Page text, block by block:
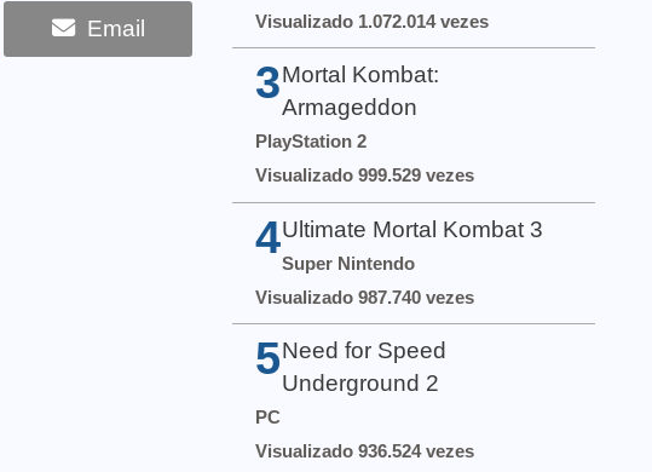
Email
Visualizado 1.072.014 vezes
3 Mortal Kombat:
Armageddon
PlayStation 2
Visualizado 999.529 vezes
4 Ultimate Mortal Kombat 3
Super Nintendo
Visualizado 987.740 vezes
5 Need for Speed
Underground 2
PC
Visualizado 936.524 vezes